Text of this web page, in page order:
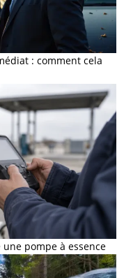
: comment cela
pompe à essence